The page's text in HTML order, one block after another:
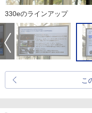
330eのラインアップ
こ